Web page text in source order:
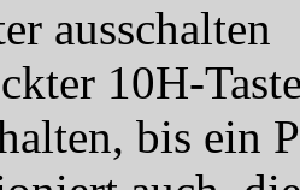
ausschalten
10H-
bis ein